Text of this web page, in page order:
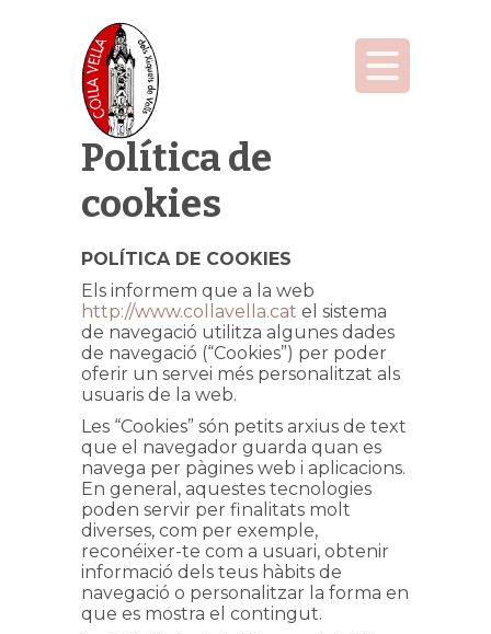
Política de
cookies
POLÍTICA DE COOKIES
Els informem que a la web
http://www.collavella.cat el sistema
de navegació utilitza algunes dades
de navegació (“Cookies”) per poder
oferir un servei més personalitzat als
usuaris de la web.
Les “Cookies” són petits arxius de text
que el navegador guarda quan es
navega per pàgines web i aplicacions.
En general, aquestes tecnologies
poden servir per finalitats molt
diverses, com per exemple,
reconéixer-te com a usuari, obtenir
informació dels teus hàbits de
navegació o personalitzar la forma en
que es mostra el contingut.